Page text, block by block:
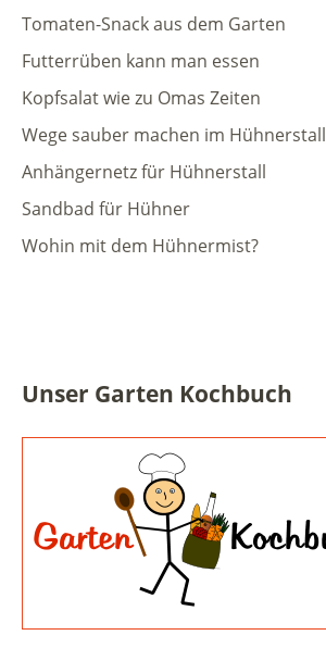
Tomaten-Snack aus dem Garten
Futterrüben kann man essen
Kopfsalat wie zu Omas Zeiten
Wege sauber machen im Hühnerstall
Anhängernetz für Hühnerstall
Sandbad für Hühner
Wohin mit dem Hühnermist?
Unser Garten Kochbuch